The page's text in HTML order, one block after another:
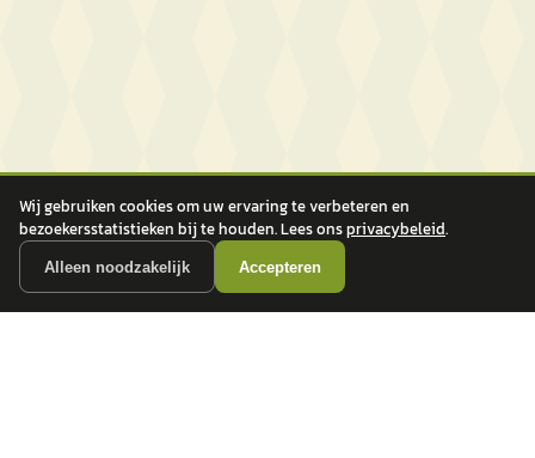
Wij gebruiken cookies om uw ervaring te verbeteren en
bezoekersstatistieken bij te houden. Lees onsprivacybeleid.
Alleen noodzakelijk Accepteren